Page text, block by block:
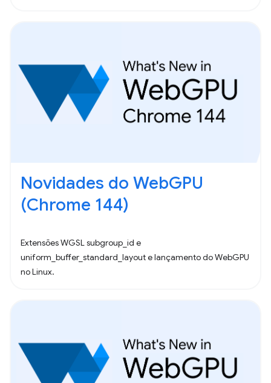
Novidades do WebGPU
(Chrome 144)
Extensões WGSL subgroup_id e
uniform_buffer_standard_layout e lançamento do WebGPU
no Linux.